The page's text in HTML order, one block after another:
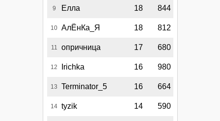
9 Елла 18 844
10 АлЁнКа_Я 18 812
11 опричница 17 680
12 Irichka 16 980
13 Terminator_5 16 664
14 tyzik 14 590